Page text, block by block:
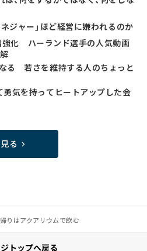
ジャー」ほど経営に嫌われるのか
化 ハーランド選手の人気動画
る 若さを維持する人のちょっと
勇気を持ってヒートアップした会
る
りはアクアリウムで飲む
トップへ戻る